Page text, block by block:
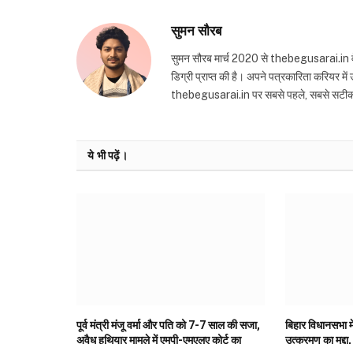
सुमन सौरब
सुमन सौरब मार्च 2020 से thebegusarai.in
डिग्री प्राप्त की है। अपने पत्रकारिता
thebegusarai.in पर सबसे पहले, सबसे सटीक
ये भी पढ़ें।
पूर्व मंत्री मंजू वर्मा और पति को 7-7 साल की सजा,
अवैध हथियार मामले में एमपी-एमएलए कोर्ट का
बिहार
उत्क्रमण का